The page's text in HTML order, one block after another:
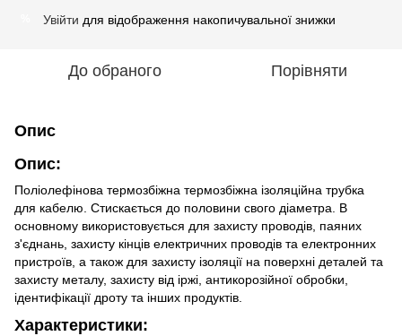
Увійти для відображення накопичувальної знижки
До обраного Порівняти
Опис
Опис:
Поліолефінова термозбіжна термозбіжна ізоляційна трубка
для кабелю. Стискається до половини свого діаметра. В
основному використовується для захисту проводів, паяних
з'єднань, захисту кінців електричних проводів та електронних
пристроїв, а також для захисту ізоляції на поверхні деталей та
захисту металу, захисту від іржі, антикорозійної обробки,
ідентифікації дроту та інших продуктів.
Характеристики: